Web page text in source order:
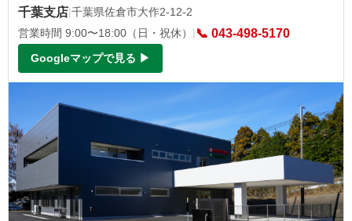
千葉支店|千葉県佐倉市大作2-12-2
営業時間 9:00〜18:00（日・祝休） | 📞 043-498-5170
Googleマップで見る ▶